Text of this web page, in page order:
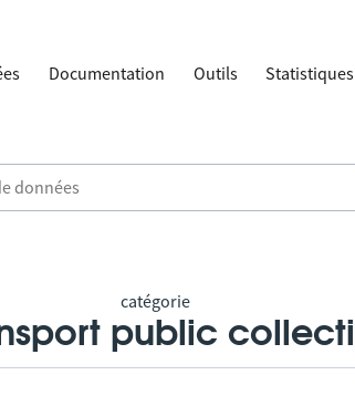
Documentation Outils Statistiques
catégorie
public